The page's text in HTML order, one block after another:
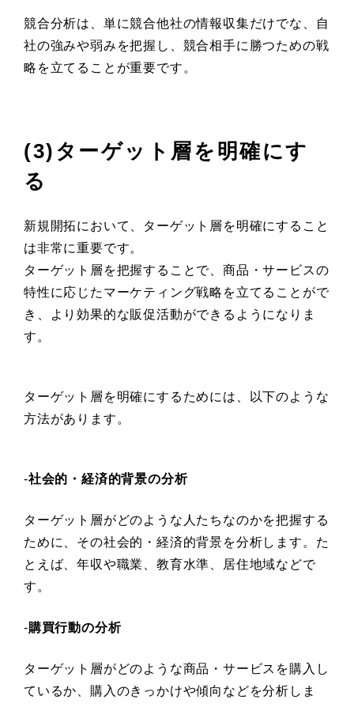
競合分析は、単に競合他社の情報収集だけでな、自
社の強みや弱みを把握し、競合相手に勝つための戦
略を立てることが重要です。
(3)ターゲット層を明確にす
る
新規開拓において、ターゲット層を明確にすること
は非常に重要です。
ターゲット層を把握することで、商品・サービスの
特性に応じたマーケティング戦略を立てることがで
き、より効果的な販促活動ができるようになりま
す。
ターゲット層を明確にするためには、以下のような
方法があります。
-社会的・経済的背景の分析
ターゲット層がどのような人たちなのかを把握する
ために、その社会的・経済的背景を分析します。た
とえば、年収や職業、教育水準、居住地域などで
す。
-購買行動の分析
ターゲット層がどのような商品・サービスを購入し
ているか、購入のきっかけや傾向などを分析しま